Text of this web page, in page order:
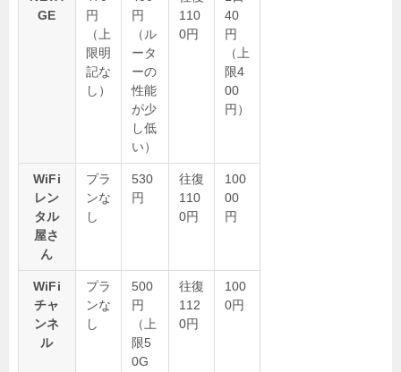
GE
円
（上
限明
記な
し）
円
（ル
ータ
ーの
性能
が少
し低
い）
110
0円
40
円
（上
限4
00
円）
WiFi
レン
タル
屋さ
ん
プラ
ンな
し
530
円
往復
110
0円
100
00
円
WiFi
チャ
ンネ
ル
プラ
ンな
し
500
円
（上
限5
0G
往復
112
0円
100
0円